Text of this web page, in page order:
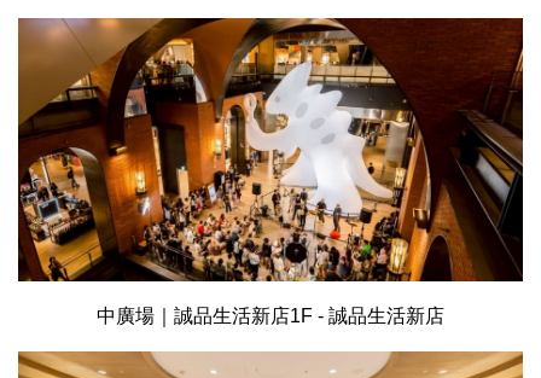
中廣場｜誠品生活新店1F - 誠品生活新店